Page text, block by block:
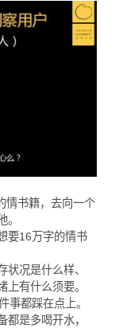
情书籍，去向一个
要16万字的情书
况是什么样、
有什么须要。
事都踩在点上。
是多喝开水，